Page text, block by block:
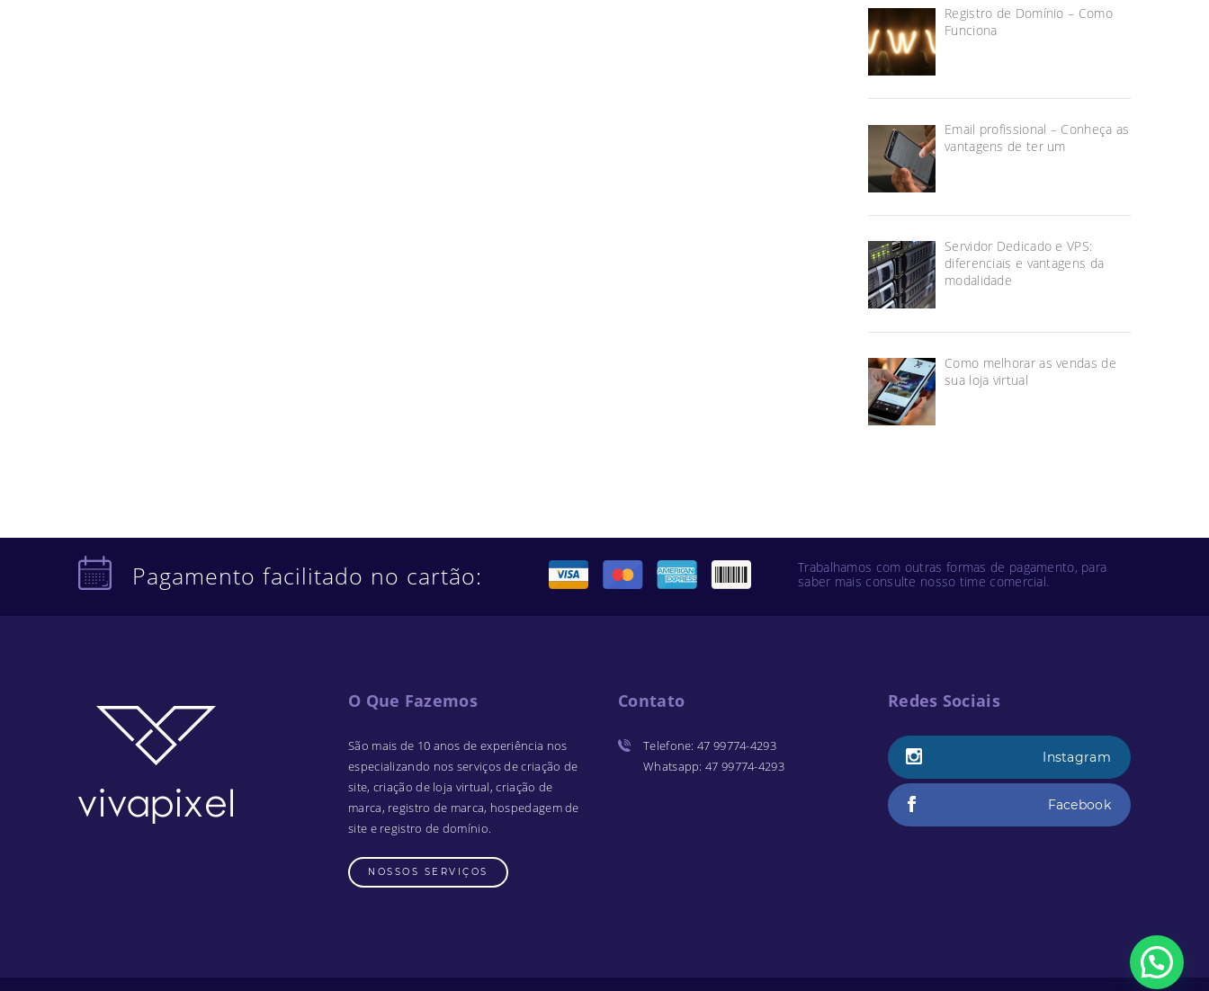
Registro de Domínio – Como
Funciona
Email profissional – Conheça as
vantagens de ter um
Servidor Dedicado e VPS:
diferenciais e vantagens da
modalidade
Como melhorar as vendas de
sua loja virtual
Pagamento facilitado no cartão:
Trabalhamos com outras formas de pagamento, para
saber mais consulte nosso time comercial.
O Que Fazemos
São mais de 10 anos de experiência nos
especializando nos serviços de criação de
site, criação de loja virtual, criação de
marca, registro de marca, hospedagem de
site e registro de domínio.
NOSSOS SERVIÇOS
Contato
Telefone:47 99774-4293
Whatsapp:47 99774-4293
Redes Sociais
Instagram
Facebook